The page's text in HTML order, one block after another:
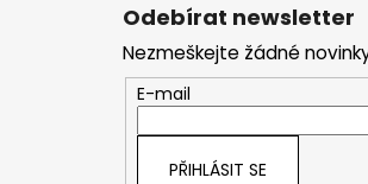
Odebírat newsletter
Nezmeškejte žádné
E-mail
PŘIHLÁSIT SE